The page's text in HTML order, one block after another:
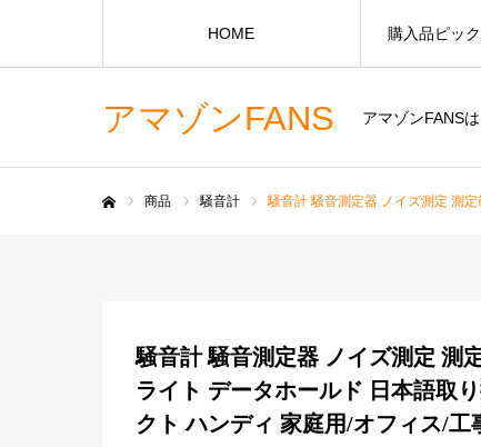
アマゾンFANS アマゾンFANS
HOME 購入品ピッ
商品 騒音計 騒音計 騒音測定器 ノイズ測定 測定範囲
騒音計 騒音測定器 ノイズ測定 測
ライト データホールド 日本語取
クト ハンディ 家庭用/オフィス/工